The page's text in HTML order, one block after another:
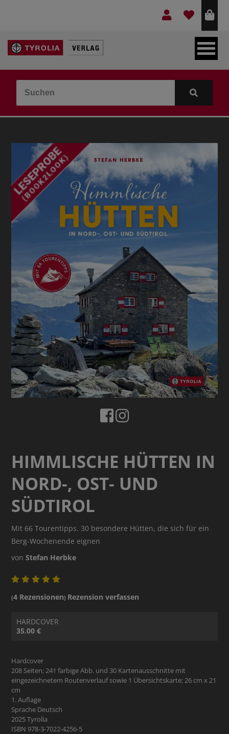
LEBEN & GLAUBE
KINDER- & JUGENDBUCH
VERLAG
IDEEN & BEGLEITMATERIAL
HIMMLISCHE HÜTTEN IN
NORD-, OST- UND
SÜDTIROL
Mit 66 Tourentipps. 30 besondere Hütten, die sich für ein
Berg-Wochenende eignen
vonStefan Herbke
(4 Rezensionen) Rezension verfassen
HARDCOVER
35.00 €
Hardcover
208 Seiten; 241 farbige Abb. und 30 Kartenausschnitte mit
eingezeichnetem Routenverlauf sowie 1 Übersichtskarte; 26 cm x 21
cm
1. Auflage
Sprache Deutsch
2025 Tyrolia
ISBN 978-3-7022-4256-5